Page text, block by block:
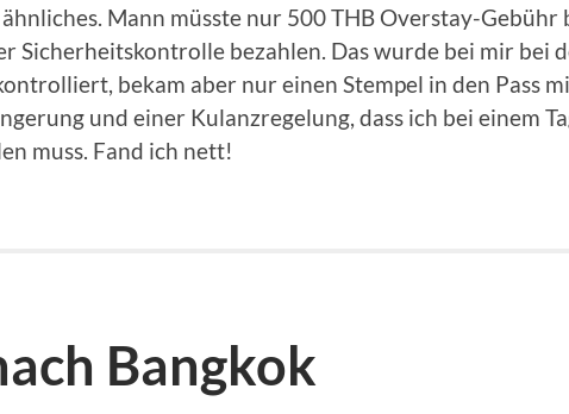
Mann müsste nur 500 THB Overstay-Gebühr
Sicherheitskontrolle bezahlen. Das wurde bei mir bei
bekam aber nur einen Stempel in den Pass
und einer Kulanzregelung, dass ich bei einem
muss. Fand ich nett!
Bangkok